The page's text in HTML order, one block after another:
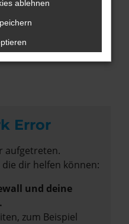
Error
aufgetreten.
dir helfen können:
und deine
zum Beispiel
ablehnen